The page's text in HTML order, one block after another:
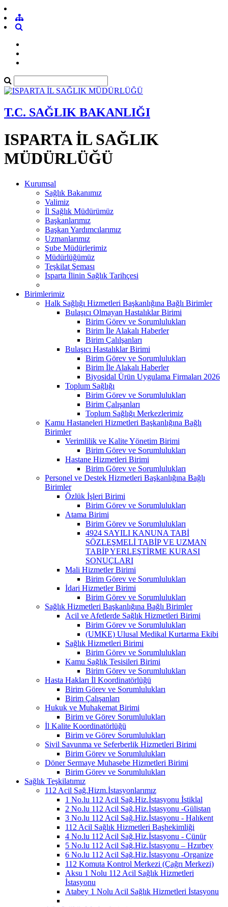
T.C. SAĞLIK BAKANLIĞI
ISPARTA İL SAĞLIK
MÜDÜRLÜĞÜ
Kurumsal
Sağlık Bakanımız
Valimiz
İl Sağlık Müdürümüz
Başkanlarımız
Başkan Yardımcılarımız
Uzmanlarımız
Şube Müdürlerimiz
Müdürlüğümüz
Teşkilat Şeması
Isparta İlinin Sağlık Tarihçesi
Birimlerimiz
Halk Sağlığı Hizmetleri Başkanlığına Bağlı Birimler
Bulaşıcı Olmayan Hastalıklar Birimi
Birim Görev ve Sorumlulukları
Birim İle Alakalı Haberler
Birim Çalılşanları
Bulaşıcı Hastalıklar Birimi
Birim Görev ve Sorumlulukları
Birim İle Alakalı Haberler
Biyosidal Ürün Uygulama Firmaları 2026
Toplum Sağlığı
Birim Görev ve Sorumlulukları
Birim Çalışanları
Toplum Sağlığı Merkezlerimiz
Kamu Hastaneleri Hizmetleri Başkanlığına Bağlı
Birimler
Verimlilik ve Kalite Yönetim Birimi
Birim Görev ve Sorumlulukları
Hastane Hizmetleri Birimi
Birim Görev ve Sorumlulukları
Personel ve Destek Hizmetleri Başkanlığına Bağlı
Birimler
Özlük İşleri Birimi
Birim Görev ve Sorumlulukları
Atama Birimi
Birim Görev ve Sorumlulukları
4924 SAYILI KANUNA TABİ
SÖZLEŞMELİ TABİP VE UZMAN
TABİP YERLEŞTİRME KURASI
SONUÇLARI
Mali Hizmetler Birimi
Birim Görev ve Sorumlulukları
İdari Hizmetler Birimi
Birim Görev ve Sorumlulukları
Sağlık Hizmetleri Başkanlığına Bağlı Birimler
Acil ve Afetlerde Sağlık Hizmetleri Birimi
Birim Görev ve Sorumlulukları
(UMKE) Ulusal Medikal Kurtarma Ekibi
Sağlık Hizmetleri Birimi
Birim Görev ve Sorumlulukları
Kamu Sağlık Tesisileri Birimi
Birim Görev ve Sorumlulukları
Hasta Hakları İl Koordinatörlüğü
Birim Görev ve Sorumlulukları
Birim Çalışanları
Hukuk ve Muhakemat Birimi
Birim ve Görev Sorumlulukları
İl Kalite Koordinatörlüğü
Birim ve Görev Sorumlulukları
Sivil Savunma ve Seferberlik Hizmetleri Birimi
Birim Görev ve Sorumlulukları
Döner Sermaye Muhasebe Hizmetleri Birimi
Birim Görev ve Sorumlulukları
Sağlık Teşkilatımız
112 Acil Sağ.Hizm.İstasyonlarımız
1 No.lu 112 Acil Sağ.Hiz.İstasyonu İstiklal
2 No.lu 112 Acil Sağ.Hiz.İstasyonu -Gülistan
3 No.lu 112 Acil Sağ.Hiz.İstasyonu - Halıkent
112 Acil Sağlık Hizmetleri Başhekimliği
4 No.lu 112 Acil Sağ.Hiz.İstasyonu - Çünür
5 No.lu 112 Acil Sağ.Hiz.İstasyonu – Hzırbey
6 No.lu 112 Acil Sağ.Hiz.İstasyonu -Organize
112 Komuta Kontrol Merkezi (Çağrı Merkezi)
Aksu 1 Nolu 112 Acil Sağlık Hizmetleri
İstasyonu
Atabey 1 Nolu Acil Sağlık Hizmetleri İstasyonu